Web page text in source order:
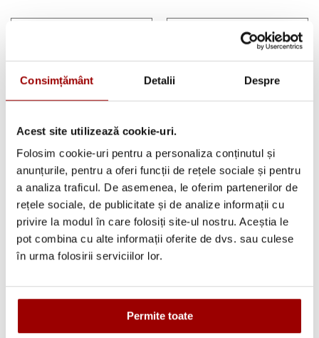
Consimțământ Detalii Despre
Acest site utilizează cookie-uri.
Folosim cookie-uri pentru a personaliza conținutul și
anunțurile, pentru a oferi funcții de rețele sociale și pentru
a analiza traficul. De asemenea, le oferim partenerilor de
rețele sociale, de publicitate și de analize informații cu
privire la modul în care folosiți site-ul nostru. Aceștia le
pot combina cu alte informații oferite de dvs. sau culese
în urma folosirii serviciilor lor.
Permite toate
Ai nevoie de
inspiratie?
Brother Artspira
Ai nevoie de
Brother Solution
Center Suport tehnic
Brother
Avantajele tale: